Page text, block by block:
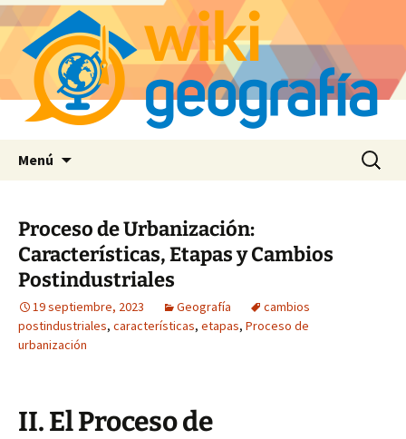
Menú Buscar:
Proceso de Urbanización:
Características, Etapas y Cambios
Postindustriales
19 septiembre, 2023 Geografía
cambios
postindustriales, características, etapas, Proceso de
urbanización
II. El Proceso de